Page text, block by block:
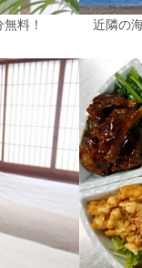
料！ 近隣の